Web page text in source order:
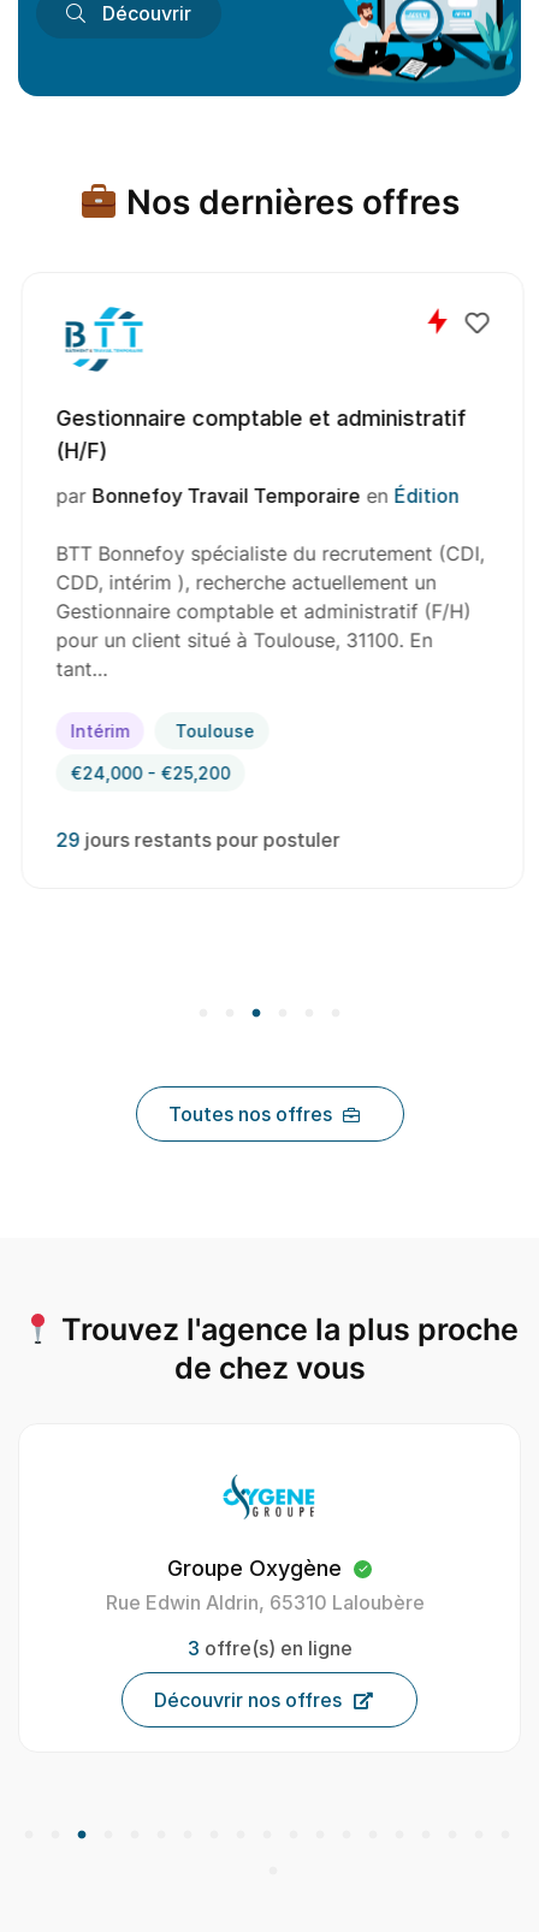
Découvrir
Nos dernières offres
Gestionnaire comptable et administratif
(H/F)
par Bonnefoy Travail Temporaireen Édition
BTT Bonnefoy spécialiste du recrutement (CDI,
CDD, intérim ), recherche actuellement un
Gestionnaire comptable et administratif (F/H)
pour un client situé à Toulouse, 31100. En
tant…
Intérim Toulouse
€24,000 - €25,200
29 jours restants pour postuler
Toutes nos offres
Trouvez l'agence la plus proche
de chez vous
Oxygène Intérim Carcassonne
40 Av. Henri Gout, 11000 Carcassonne, France
9 offre(s) en ligne
Découvrir nos offres